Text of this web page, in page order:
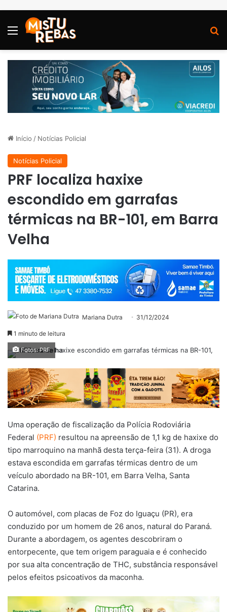
Menu
Início / Notícias Policial
Notícias Policial
PRF localiza haxixe
escondido em garrafas
térmicas na BR-101, em Barra
Velha
Mariana Dutra 31/12/2024
1 minuto de leitura
Fotos: PRF
Uma operação de fiscalização da Polícia Rodoviária
Federal (PRF) resultou na apreensão de 1,1 kg de haxixe do
tipo marroquino na manhã desta terça-feira (31). A droga
estava escondida em garrafas térmicas dentro de um
veículo abordado na BR-101, em Barra Velha, Santa
Catarina.
O automóvel, com placas de Foz do Iguaçu (PR), era
conduzido por um homem de 26 anos, natural do Paraná.
Durante a abordagem, os agentes descobriram o
entorpecente, que tem origem paraguaia e é conhecido
por sua alta concentração de THC, substância responsável
pelos efeitos psicoativos da maconha.